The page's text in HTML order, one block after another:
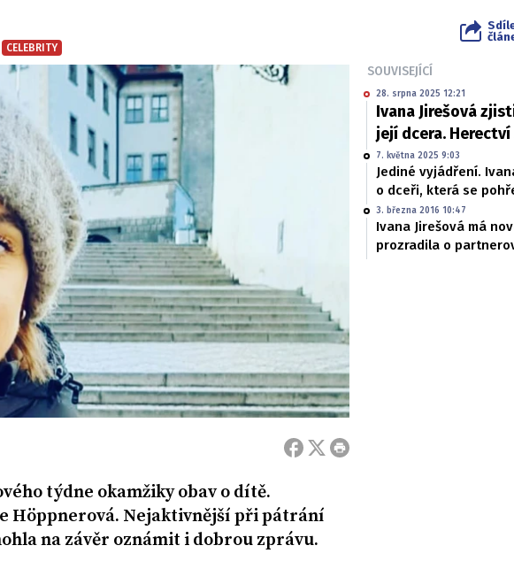
CELEBRITY
týdne okamžiky obav o dítě.
Höppnerová. Nejaktivnější při pátrání
na závěr oznámit i dobrou zprávu.
SOUVISEJÍCÍ
28. srpna 2025 12:21
Ivana Jirešová
její dcera.
7. května 2025 9:03
Jediné vyjádření.
o dceři, která se
3. března 2016 10:47
Ivana Jirešová má
prozradila o